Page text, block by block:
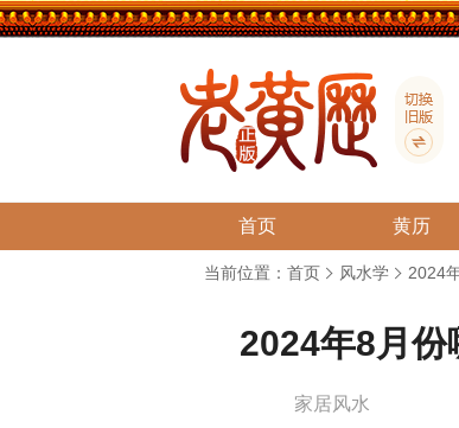
首页 黄历
当前位置： 首页 风水学 2024
2024年8月份
家居风水